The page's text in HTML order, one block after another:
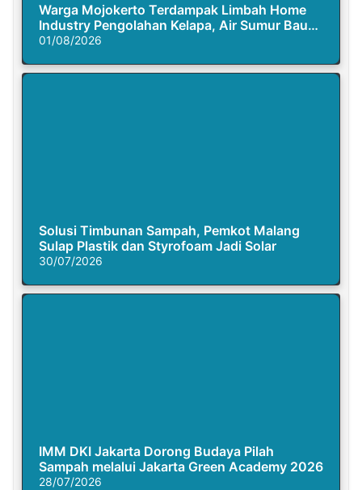
Warga Mojokerto Terdampak Limbah Home
Industry Pengolahan Kelapa, Air Sumur Bau
Busuk
01/08/2026
Solusi Timbunan Sampah, Pemkot Malang
Sulap Plastik dan Styrofoam Jadi Solar
30/07/2026
IMM DKI Jakarta Dorong Budaya Pilah
Sampah melalui Jakarta Green Academy 2026
28/07/2026